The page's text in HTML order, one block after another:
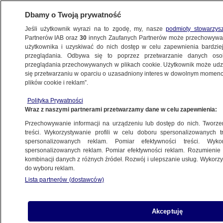
WYBORY PREZYDENCKIE
kręgosłupa", "terroryzuje ludzi". Kandydaci
reagują na słowa Brauna
1.05.2025, 15:21
Posłuchaj artykułu
Czyta lektor AI
Dbamy o Twoją prywatność
Jeśli użytkownik wyrazi na to zgodę, my, naszepodmioty
Partnerów IAB oraz30 innych Zaufanych Partnerów może
użytkownika i uzyskiwać do nich dostęp w celu zapewnienia
przeglądania. Odbywa się to poprzez przetwarzanie danych
przeglądania przechowywanych w plikach cookie. Użytkownik może
się przetwarzaniu w oparciu o uzasadniony interes w dowolnym
plików cookie i reklam”.
Polityka Prywatności
Wraz z naszymi partnerami przetwarzamy dane w celu zapewnienia:
Przechowywanie informacji na urządzeniu lub dostęp do nich.
treści. Wykorzystywanie profili w celu doboru spersonalizowanych
spersonalizowanych reklam. Pomiar efektywności treści.
spersonalizowanych reklam. Pomiar efektywności reklam.
kombinacji danych z różnych źródeł. Rozwój i ulepszanie usług.
do wyboru reklam.
Lista partnerów (dostawców)
Akceptuję